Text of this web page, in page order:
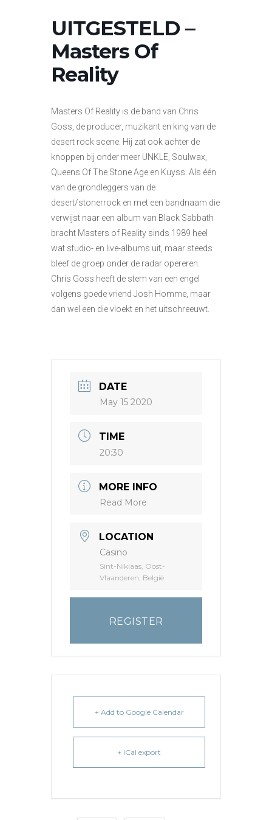
UITGESTELD –
Masters Of
Reality
Masters Of Reality is de band van Chris
Goss, de producer, muzikant en king van de
desert rock scene. Hij zat ook achter de
knoppen bij onder meer UNKLE, Soulwax,
Queens Of The Stone Age en Kuyss. Als één
van de grondleggers van de
desert/stonerrock en met een bandnaam die
verwijst naar een album van Black Sabbath
bracht Masters of Reality sinds 1989 heel
wat studio- en live-albums uit, maar steeds
bleef de groep onder de radar opereren.
Chris Goss heeft de stem van een engel
volgens goede vriend Josh Homme, maar
dan wel een die vloekt en het uitschreeuwt.
DATE
May 15 2020
TIME
20:30
MORE INFO
Read More
LOCATION
Casino
Sint-Niklaas, Oost-
Vlaanderen, België
REGISTER
+ Add to Google Calendar
+ iCal export